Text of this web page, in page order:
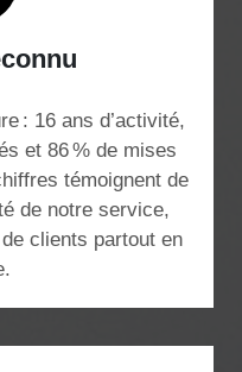
: 16 ans d’activité,
et 86 % de mises
témoignent de
de notre service,
clients partout en